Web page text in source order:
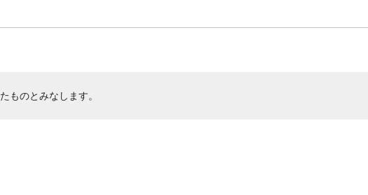
ものとみなします。